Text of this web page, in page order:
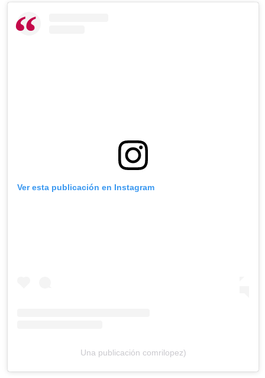
Ver esta publicación en Instagram
Una publicación comrilopez)